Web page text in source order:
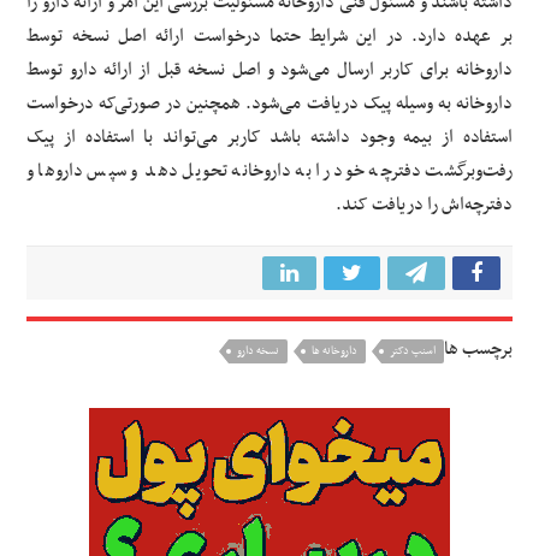
بر عهده دارد. در این شرایط حتما درخواست ارائه اصل نسخه توسط
داروخانه برای کاربر ارسال می‌شود و اصل نسخه قبل از ارائه دارو توسط
داروخانه به وسیله پیک دریافت می‌شود. همچنین در صورتی‌که درخواست
استفاده از بیمه وجود داشته باشد کاربر می‌تواند با استفاده از پیک
رفت‌و‌برگشت دفترچه خود را به داروخانه تحویل دهد و سپس داروها و
دفترچه‌اش را دریافت کند.
برچسب ها اسنپ دکتر داروخانه ها نسخه دارو